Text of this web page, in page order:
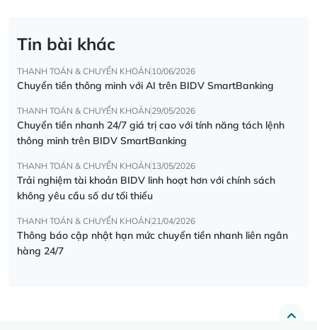
Tin bài khác
THANH TOÁN & CHUYỂN KHOẢN 10/06/2026
Chuyển tiền thông minh với AI trên BIDV SmartBanking
THANH TOÁN & CHUYỂN KHOẢN 29/05/2026
Chuyển tiền nhanh 24/7 giá trị cao với tính năng tách lệnh
thông minh trên BIDV SmartBanking
THANH TOÁN & CHUYỂN KHOẢN 13/05/2026
Trải nghiệm tài khoản BIDV linh hoạt hơn với chính sách
không yêu cầu số dư tối thiểu
THANH TOÁN & CHUYỂN KHOẢN 21/04/2026
Thông báo cập nhật hạn mức chuyển tiền nhanh liên ngân
hàng 24/7